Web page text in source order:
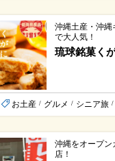
沖縄土産・沖
で大人気！
琉球銘菓く
お土産 / グルメ / シニア旅 /
沖縄をオープ
店！